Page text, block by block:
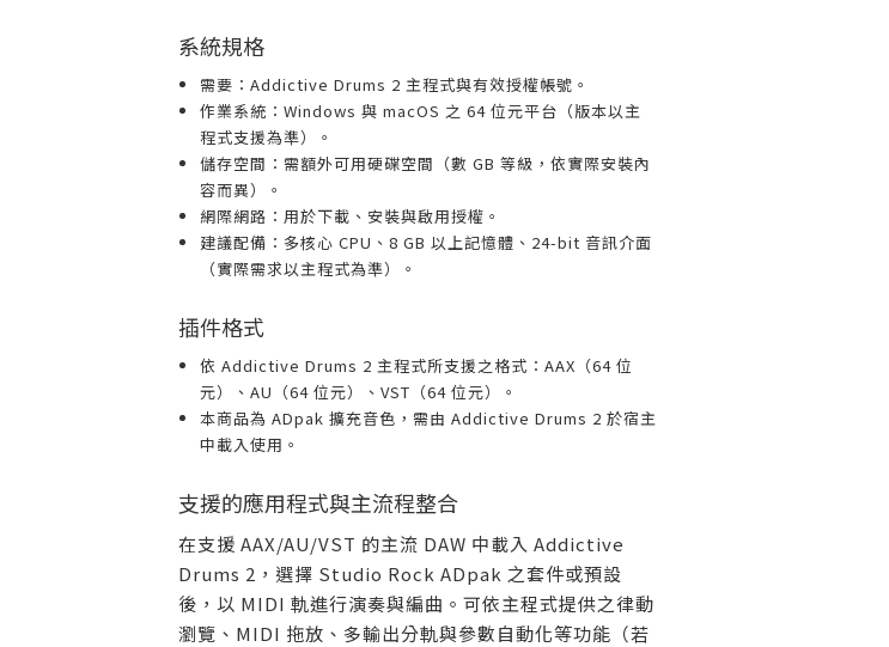
系統規格
需要：Addictive Drums 2 主程式與有效授權帳號。
作業系統：Windows 與 macOS 之 64 位元平台（版本以主
程式支援為準）。
儲存空間：需額外可用硬碟空間（數 GB 等級，依實際安裝內
容而異）。
網際網路：用於下載、安裝與啟用授權。
建議配備：多核心 CPU、8 GB 以上記憶體、24-bit 音訊介面
（實際需求以主程式為準）。
插件格式
依 Addictive Drums 2 主程式所支援之格式：AAX（64 位
元）、AU（64 位元）、VST（64 位元）。
本商品為 ADpak 擴充音色，需由 Addictive Drums 2 於宿主
中載入使用。
支援的應用程式與主流程整合
在支援 AAX/AU/VST 的主流 DAW 中載入 Addictive
Drums 2，選擇 Studio Rock ADpak 之套件或預設
後，以 MIDI 軌進行演奏與編曲。可依主程式提供之律動
瀏覽、MIDI 拖放、多輸出分軌與參數自動化等功能（若